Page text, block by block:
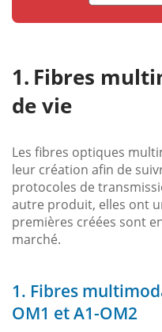
Fibres
de vie
Les fibres optiques
leur création afin de
protocoles de
autre produit, elles ont
premières créées sont
marché.
1. Fibres
OM1 et A1-OM2